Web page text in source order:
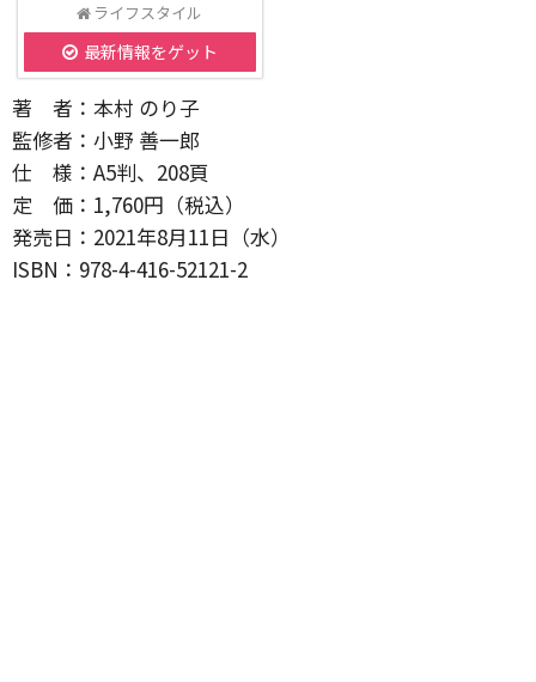
ライフスタイル
最新情報をゲット
著 者：本村 のり子
監修者：小野 善一郎
仕 様：A5判、208頁
定 価：1,760円（税込）
発売日：2021年8月11日（水）
ISBN：978-4-416-52121-2